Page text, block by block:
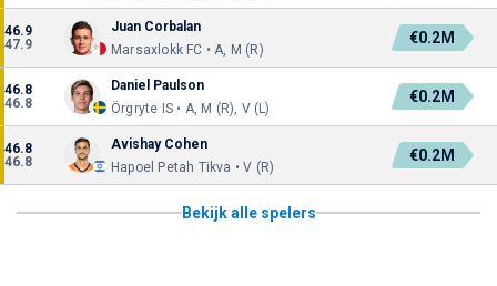
46.9
47.9
Juan Corbalan
Marsaxlokk FC • A, M (R)
€0.2M
46.8
46.8
Daniel Paulson
Örgryte IS • A, M (R), V (L)
€0.2M
46.8
46.8
Avishay Cohen
Hapoel Petah Tikva • V (R)
€0.2M
Bekijk alle spelers